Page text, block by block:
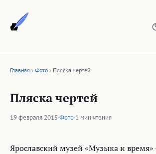
содержимому
Главная Фото Пляска чертей
Пляска чертей
19 февраля 2015·Фото·1 мин чтения
Ярославский музей «Музыка и время»